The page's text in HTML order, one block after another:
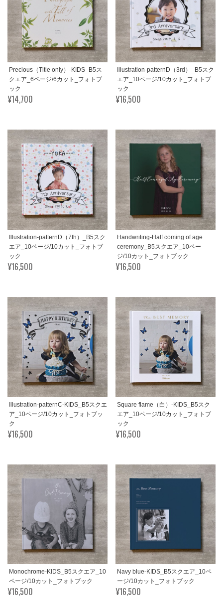
Precious（Title only）-KIDS_B5ス
クエア_6ページ/6カット_フォトブ
ック
¥14,700
Illustration-patternD（3rd）_B5スク
エア_10ページ/10カット_フォトブ
ック
¥16,500
Illustration-patternD（7th）_B5スク
エア_10ページ/10カット_フォトブ
ック
¥16,500
Handwriting-Half coming of age
ceremony_B5スクエア_10ペー
ジ/10カット_フォトブック
¥16,500
Illustration-patternC-KIDS_B5スクエ
ア_10ページ/10カット_フォトブッ
ク
¥16,500
Square flame（白）-KIDS_B5スク
エア_10ページ/10カット_フォトブ
ック
¥16,500
Monochrome-KIDS_B5スクエア_10
ページ/10カット_フォトブック
¥16,500
Navy blue-KIDS_B5スクエア_10ペ
ージ/10カット_フォトブック
¥16,500